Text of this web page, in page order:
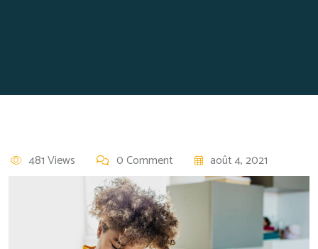
481 Views 0 Comment août 4, 2021